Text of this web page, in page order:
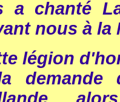
a chanté
nous à la
légion
demande